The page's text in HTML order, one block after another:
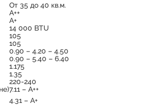
От 35 до 40 кв.м.
А++
А+
14 000 BTU
105
105
0.90 – 4.20 – 4.50
0.90 – 5.40 – 6.40
1.175
1.35
220-240
7.11 – А++
4.31 – А+